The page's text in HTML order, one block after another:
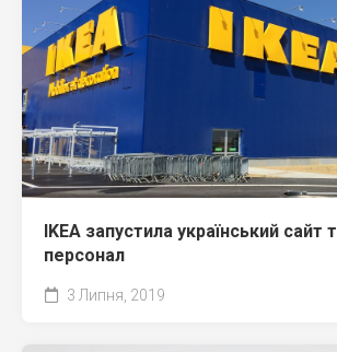
IKEA запустила український сайт
персонал
3 Липня, 2019